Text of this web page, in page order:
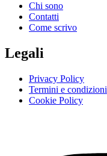
Chi sono
Contatti
Come scrivo
Legali
Privacy Policy
Termini e condizioni
Cookie Policy